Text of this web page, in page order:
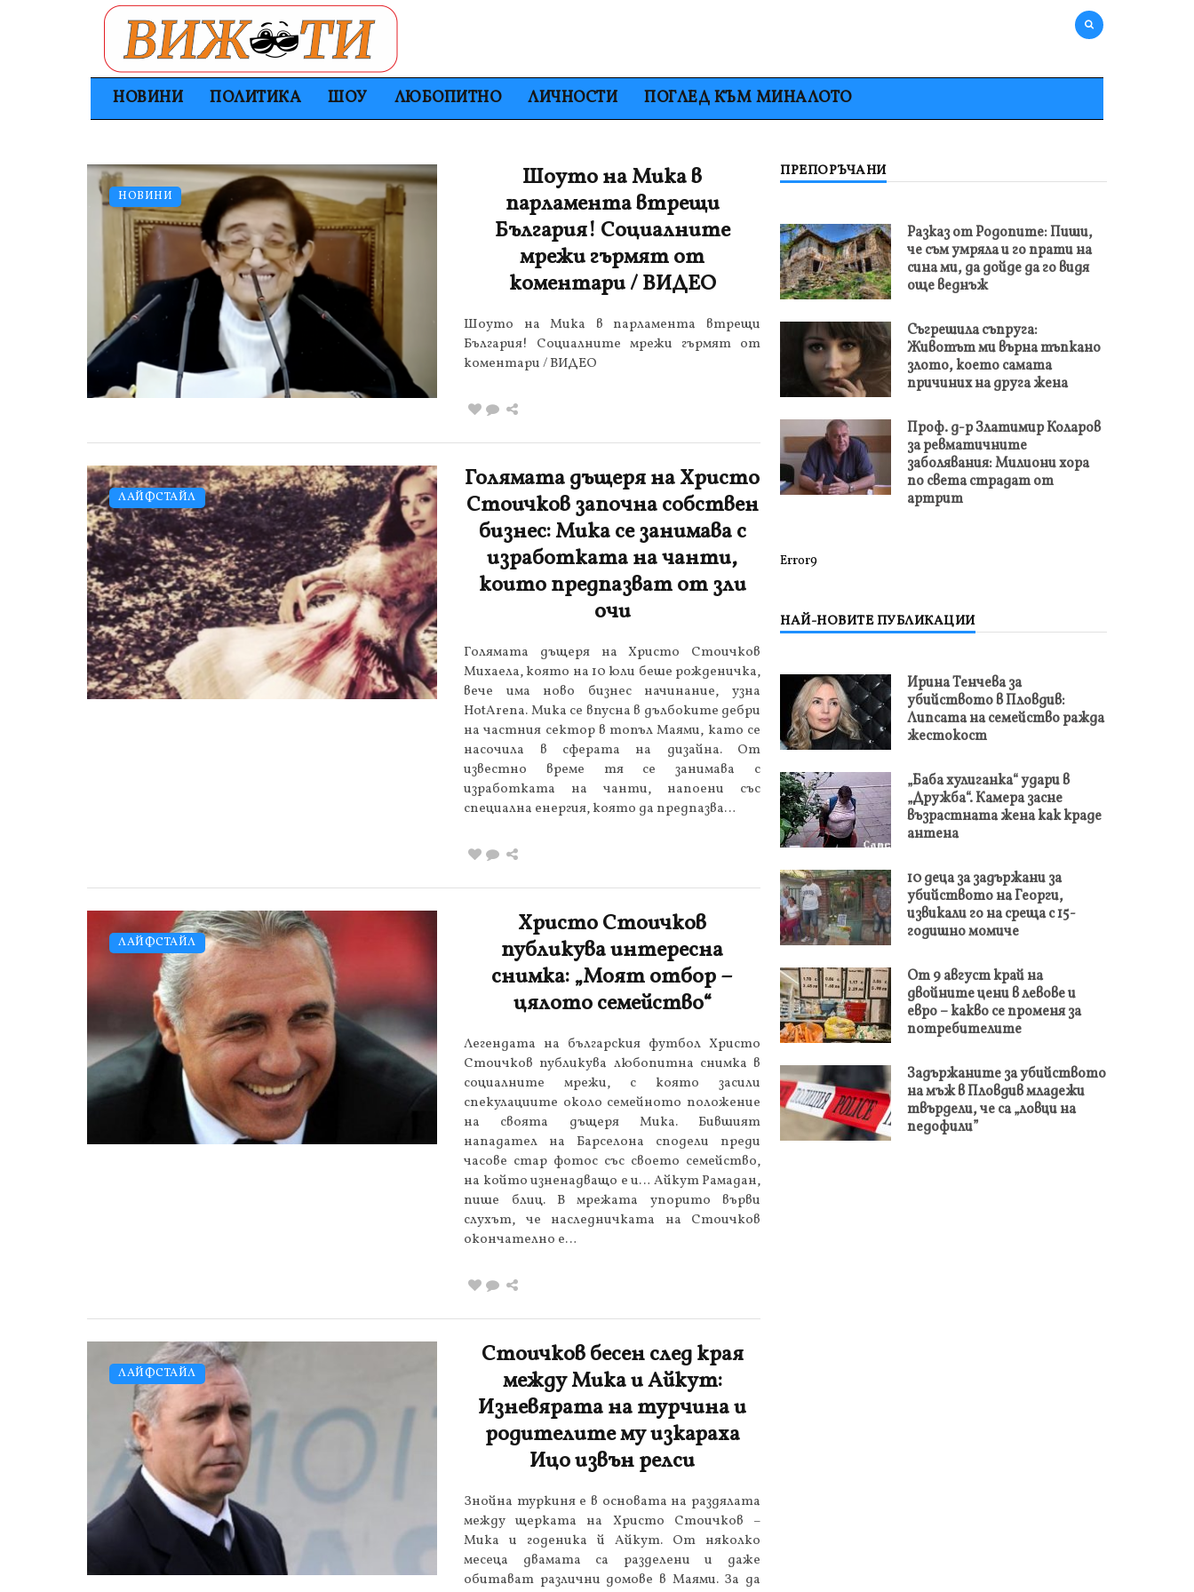
НОВИНИ ПОЛИТИКА ШОУ ЛЮБОПИТНО ЛИЧНОСТИ ПОГЛЕД КЪМ МИНАЛОТО
НОВИНИ
Шоуто на Мика в
парламента втрещи
България! Социалните
мрежи гърмят от
коментари / ВИДЕО
Шоуто на Мика в парламента втрещи
България! Социалните мрежи гърмят от
коментари / ВИДЕО
ЛАЙФСТАЙЛ
Голямата дъщеря на Христо
Стоичков започна собствен
бизнес: Мика се занимава с
изработката на чанти,
които предпазват от зли
очи
Голямата дъщеря на Христо Стоичков
Михаела, която на 10 юли беше рожденичка,
вече има ново бизнес начинание, узна
HotArena. Мика се впусна в дълбоките дебри
на частния сектор в топъл Маями, като се
насочила в сферата на дизайна. От
известно време тя се занимава с
изработката на чанти, напоени със
специална енергия, която да предпазва…
ЛАЙФСТАЙЛ
Христо Стоичков
публикува интересна
снимка: „Моят отбор –
цялото семейство“
Легендата на българския футбол Христо
Стоичков публикува любопитна снимка в
социалните мрежи, с която засили
спекулациите около семейното положение
на своята дъщеря Мика. Бившият
нападател на Барселона сподели преди
часове стар фотос със своето семейство,
на който изненадващо е и… Айкут Рамадан,
пише блиц. В мрежата упорито върви
слухът, че наследничката на Стоичков
окончателно е…
ЛАЙФСТАЙЛ
Стоичков бесен след края
между Мика и Айкут:
Изневярата на турчина и
родителите му изкараха
Ицо извън релси
Знойна туркиня е в основата на раздялата
между щерката на Христо Стоичков –
Мика и годеника й Айкут. От няколко
месеца двамата са разделени и даже
обитават различни домове в Маями. За да
ПРЕПОРЪЧАНИ
Разказ от Родопите: Пиши,
че съм умряла и го прати на
сина ми, да дойде да го видя
още веднъж
Съгрешила съпруга:
Животът ми върна тъпкано
злото, което самата
причиних на друга жена
Проф. д-р Златимир Коларов
за ревматичните
заболявания: Милиони хора
по света страдат от
артрит
Error9
НАЙ-НОВИТЕ ПУБЛИКАЦИИ
Ирина Тенчева за
убийството в Пловдив:
Липсата на семейство ражда
жестокост
„Баба хулиганка“ удари в
„Дружба“. Камера засне
възрастната жена как краде
антена
10 деца за задържани за
убийството на Георги,
извикали го на среща с 15-
годишно момиче
От 9 август край на
двойните цени в левове и
евро – какво се променя за
потребителите
Задържаните за убийството
на мъж в Пловдив младежи
твърдели, че са „ловци на
педофили”